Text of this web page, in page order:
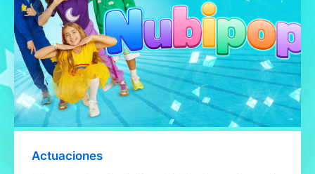
Actuaciones